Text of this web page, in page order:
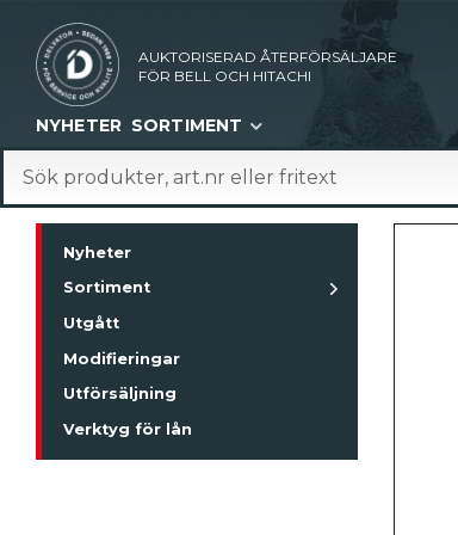
AUKTORISERAD ÅTERFÖRSÄLJARE
FÖR BELL OCH HITACHI
NYHETER SORTIMENT
Nyheter
Sortiment
Utgått
Modifieringar
Utförsäljning
Verktyg för lån